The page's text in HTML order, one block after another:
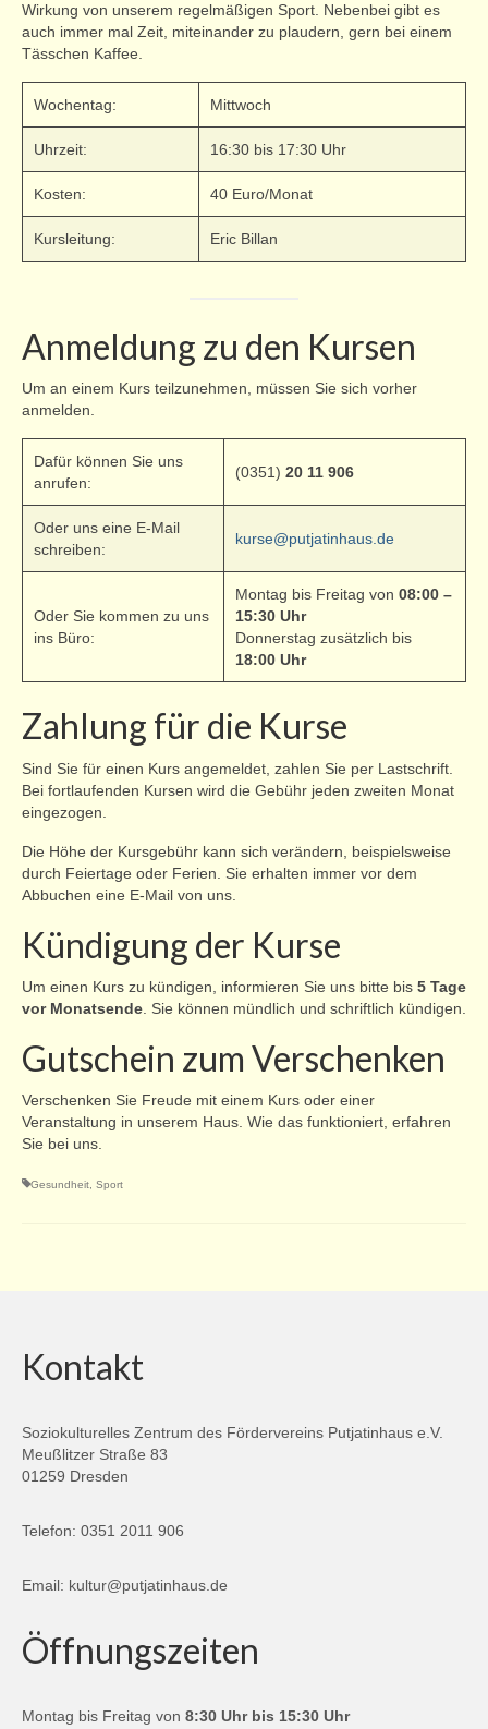
Wirkung von unserem regelmäßigen Sport. Nebenbei gibt es
auch immer mal Zeit, miteinander zu plaudern, gern bei einem
Tässchen Kaffee.
Wochentag: Mittwoch
Uhrzeit: 16:30 bis 17:30 Uhr
Kosten: 40 Euro/Monat
Kursleitung: Eric Billan
Anmeldung zu den Kursen
Um an einem Kurs teilzunehmen, müssen Sie sich vorher
anmelden.
Dafür können Sie uns
anrufen:
(0351) 20 11 906
Oder uns eine E-Mail
schreiben:
kurse@putjatinhaus.de
Oder Sie kommen zu uns
ins Büro:
Montag bis Freitag von 08:00 –
15:30 Uhr
Donnerstag zusätzlich bis
18:00 Uhr
Zahlung für die Kurse
Sind Sie für einen Kurs angemeldet, zahlen Sie per Lastschrift.
Bei fortlaufenden Kursen wird die Gebühr jeden zweiten Monat
eingezogen.
Die Höhe der Kursgebühr kann sich verändern, beispielsweise
durch Feiertage oder Ferien. Sie erhalten immer vor dem
Abbuchen eine E-Mail von uns.
Kündigung der Kurse
Um einen Kurs zu kündigen, informieren Sie uns bitte bis 5 Tage
vor Monatsende . Sie können mündlich und schriftlich kündigen.
Gutschein zum Verschenken
Verschenken Sie Freude mit einem Kurs oder einer
Veranstaltung in unserem Haus. Wie das funktioniert, erfahren
Sie bei uns.
Gesundheit Sport
Kontakt
Soziokulturelles Zentrum des Fördervereins Putjatinhaus e.V.
Meußlitzer Straße 83
01259 Dresden
Telefon: 0351 2011 906
Email: kultur@putjatinhaus.de
Öffnungszeiten
Montag bis Freitag von 8:30 Uhr bis 15:30 Uhr